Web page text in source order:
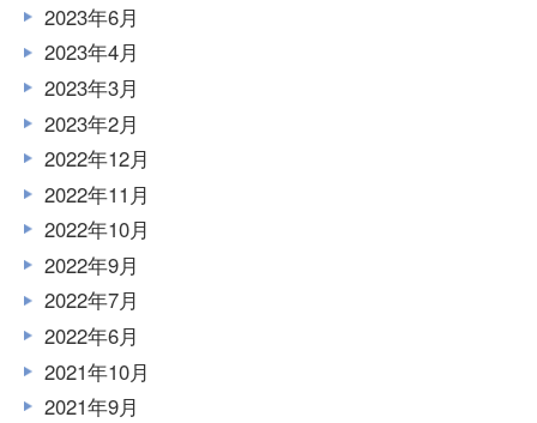
2023年6月
2023年4月
2023年3月
2023年2月
2022年12月
2022年11月
2022年10月
2022年9月
2022年7月
2022年6月
2021年10月
2021年9月